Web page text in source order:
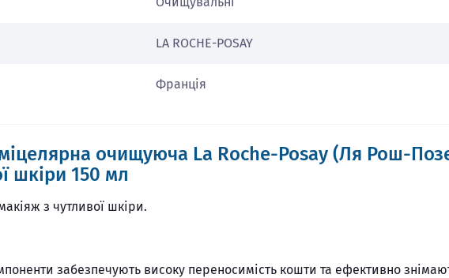
LA ROCHE-POSAY
Франція
міцелярна очищуюча La Roche-Posay (Ля Рош-
шкіри 150 мл
з чутливої шкіри.
забезпечують високу переносимість кошти та ефективно